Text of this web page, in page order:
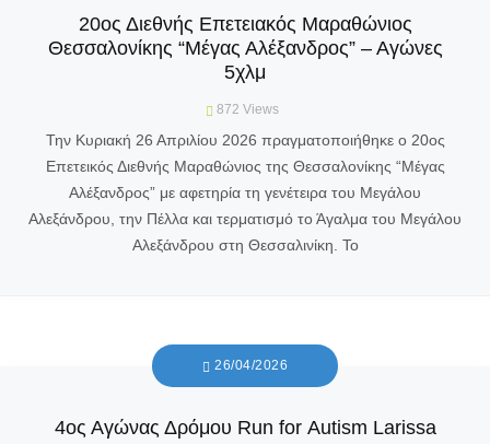
20ος Διεθνής Επετειακός Μαραθώνιος
Θεσσαλονίκης “Μέγας Αλέξανδρος” – Αγώνες
5χλμ
872 Views
Την Κυριακή 26 Απριλίου 2026 πραγματοποιήθηκε ο 20ος
Επετεικός Διεθνής Μαραθώνιος της Θεσσαλονίκης “Μέγας
Αλέξανδρος” με αφετηρία τη γενέτειρα του Μεγάλου
Αλεξάνδρου, την Πέλλα και τερματισμό το Άγαλμα του Μεγάλου
Αλεξάνδρου στη Θεσσαλινίκη. Το
26/04/2026
4ος Αγώνας Δρόμου Run for Αutism Larissa